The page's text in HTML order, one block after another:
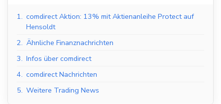
1. comdirect Aktion: 13% mit Aktienanleihe Protect auf
Hensoldt
2. Ähnliche Finanznachrichten
3. Infos über comdirect
4. comdirect Nachrichten
5. Weitere Trading News